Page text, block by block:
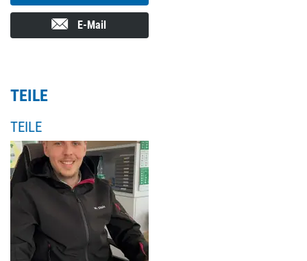
E-Mail
TEILE
TEILE